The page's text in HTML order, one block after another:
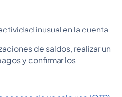
inusual en la cuenta.
de saldos, realizar un
y confirmar los